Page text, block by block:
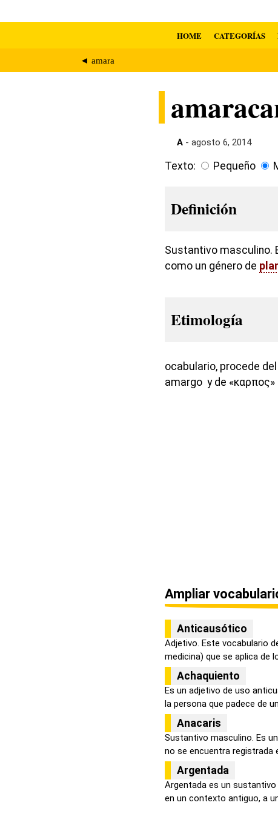
HOME CATEGORÍAS
◄ amara
A - agosto 6, 2014
Texto: Pequeño
Definición
Sustantivo masculino.
como un género de
Etimología
ocabulario, procede
amargo y de
Ampliar
Anticausótico
Adjetivo. Este vocabulario
medicina) que se aplica de
Achaquiento
Es un adjetivo de uso
la persona que padece de
Anacaris
Sustantivo masculino. Es
no se encuentra registrada
Argentada
Argentada es un
en un contexto antiguo, a